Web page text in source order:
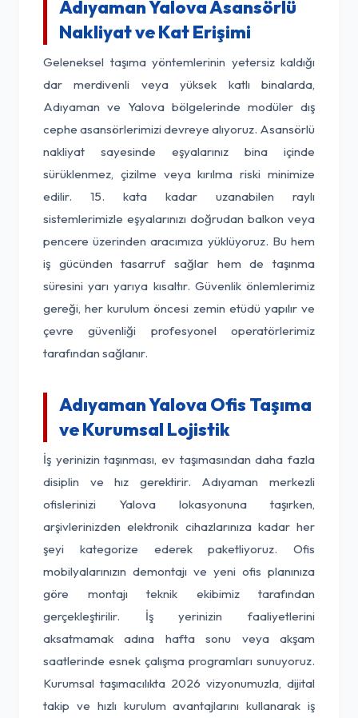
Adıyaman Yalova Asansörlü
Nakliyat ve Kat Erişimi
Geleneksel taşıma yöntemlerinin yetersiz kaldığı
dar merdivenli veya yüksek katlı binalarda,
Adıyaman ve Yalova bölgelerinde modüler dış
cephe asansörlerimizi devreye alıyoruz. Asansörlü
nakliyat sayesinde eşyalarınız bina içinde
sürüklenmez, çizilme veya kırılma riski minimize
edilir. 15. kata kadar uzanabilen raylı
sistemlerimizle eşyalarınızı doğrudan balkon veya
pencere üzerinden aracımıza yüklüyoruz. Bu hem
iş gücünden tasarruf sağlar hem de taşınma
süresini yarı yarıya kısaltır. Güvenlik önlemlerimiz
gereği, her kurulum öncesi zemin etüdü yapılır ve
çevre güvenliği profesyonel operatörlerimiz
tarafından sağlanır.
Adıyaman Yalova Ofis Taşıma
ve Kurumsal Lojistik
İş yerinizin taşınması, ev taşımasından daha fazla
disiplin ve hız gerektirir. Adıyaman merkezli
ofislerinizi Yalova lokasyonuna taşırken,
arşivlerinizden elektronik cihazlarınıza kadar her
şeyi kategorize ederek paketliyoruz. Ofis
mobilyalarınızın demontajı ve yeni ofis planınıza
göre montajı teknik ekibimiz tarafından
gerçekleştirilir. İş yerinizin faaliyetlerini
aksatmamak adına hafta sonu veya akşam
saatlerinde esnek çalışma programları sunuyoruz.
Kurumsal taşımacılıkta 2026 vizyonumuzla, dijital
takip ve hızlı kurulum avantajlarını kullanarak iş